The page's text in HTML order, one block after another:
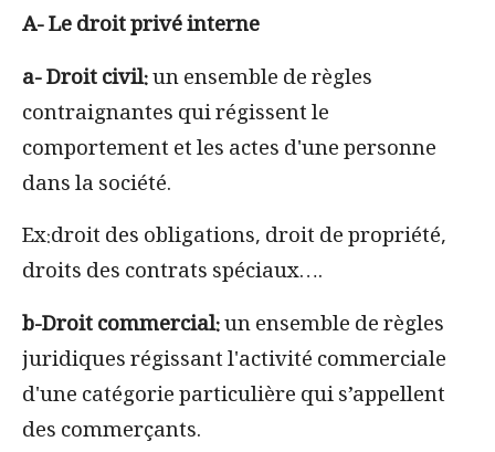
A- Le droit privé interne
a- Droit civil:un ensemble de règles
contraignantes qui régissent le
comportement et les actes d'une personne
dans la société.
Ex:droit des obligations, droit de propriété,
droits des contrats spéciaux….
b-Droit commercial:un ensemble de règles
juridiques régissant l'activité commerciale
d'une catégorie particulière qui s’appellent
des commerçants.